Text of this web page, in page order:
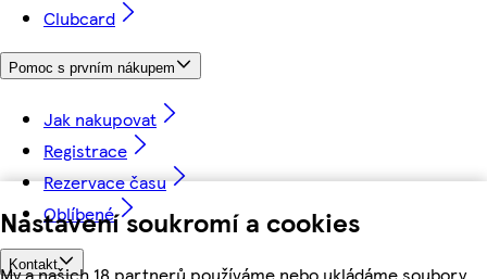
Nastavení soukromí a cookies
My a našich 18 partnerů používáme nebo ukládáme soubory
Clubcard
Pomoc s prvním nákupem
Jak nakupovat
Registrace
Rezervace času
Oblíbené
Kontakt